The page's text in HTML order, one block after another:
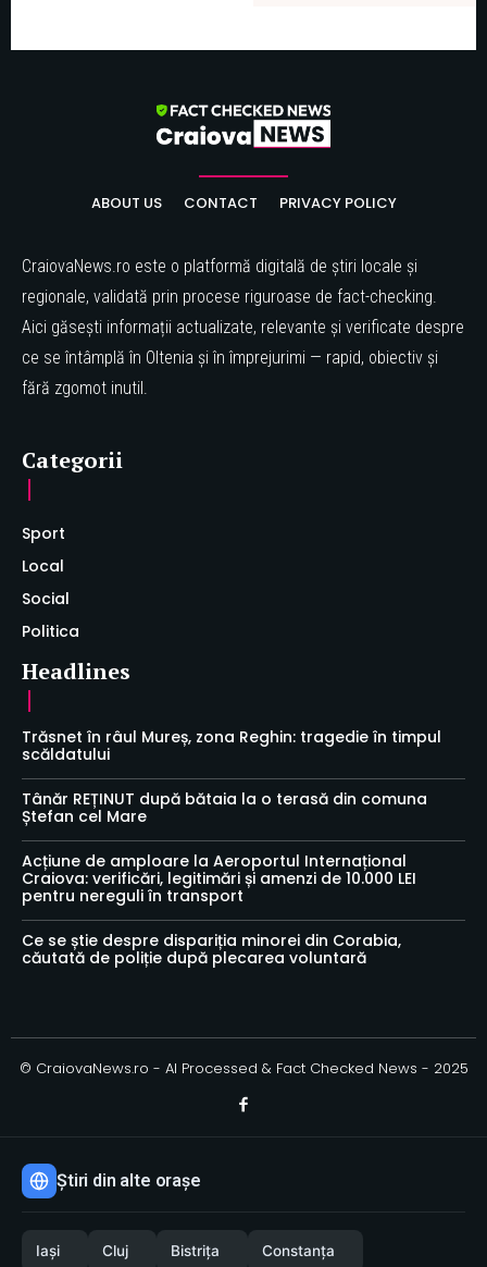
ABOUT US CONTACT PRIVACY POLICY
CraiovaNews.ro este o platformă digitală de știri locale și
regionale, validată prin procese riguroase de fact-checking.
Aici găsești informații actualizate, relevante și verificate despre
ce se întâmplă în Oltenia și în împrejurimi — rapid, obiectiv și
fără zgomot inutil.
Categorii
Sport
Local
Social
Politica
Headlines
Trăsnet în râul Mureș, zona Reghin: tragedie în timpul
scăldatului
Tânăr REȚINUT după bătaia la o terasă din comuna
Ștefan cel Mare
Acțiune de amploare la Aeroportul Internațional
Craiova: verificări, legitimări și amenzi de 10.000 LEI
pentru nereguli în transport
Ce se știe despre dispariția minorei din Corabia,
căutată de poliție după plecarea voluntară
© CraiovaNews.ro - AI Processed & Fact Checked News - 2025
Știri din alte orașe
Iași Cluj Bistrița Constanța